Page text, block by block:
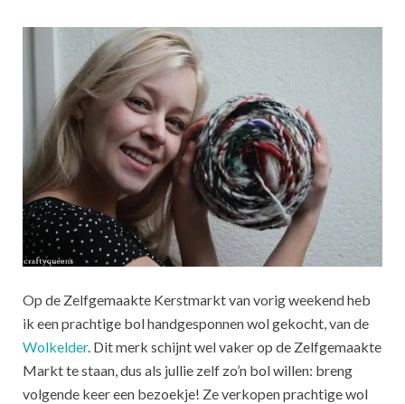
Op de Zelfgemaakte Kerstmarkt van vorig weekend heb
ik een prachtige bol handgesponnen wol gekocht, van de
Wolkelder. Dit merk schijnt wel vaker op de Zelfgemaakte
Markt te staan, dus als jullie zelf zo’n bol willen: breng
volgende keer een bezoekje! Ze verkopen prachtige wol